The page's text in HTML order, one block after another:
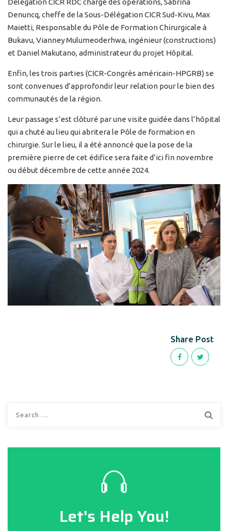
Délégation CICR RDC chargé des opérations, Sabrina
Denuncq, cheffe de la Sous-Délégation CICR Sud-Kivu, Max
Maietti, Responsable du Pôle de Formation Chirurgicale à
Bukavu, Vianney Mulumeoderhwa, ingénieur (constructions)
et Daniel Makutano, administrateur du projet Hôpital.
Enfin, les trois parties (CICR-Congrès américain-HPGRB) se
sont convenues d’approfondir leur relation pour le bien des
communautés de la région.
Leur passage s’est clôturé par une visite guidée dans l’hôpital
qui a chuté au lieu qui abritera le Pôle de formation en
chirurgie. Sur le lieu, il a été annoncé que la pose de la
première pierre de cet édifice sera faite d’ici fin novembre
ou début décembre de cette année 2024.
Share Post
Let's Help You!